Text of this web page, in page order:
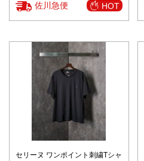
佐川急便 HOT
セリーヌ ワンポイント刺繍Tシャ